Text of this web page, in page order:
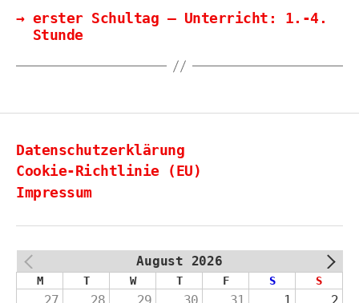
→ erster Schultag – Unterricht: 1.-4.
Stunde
Datenschutzerklärung
Cookie-Richtlinie (EU)
Impressum
August 2026
M T W T F S S